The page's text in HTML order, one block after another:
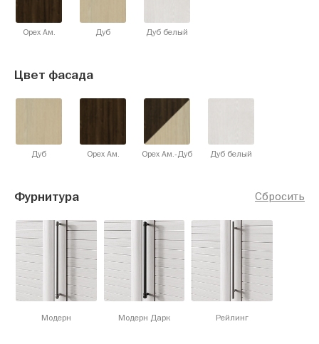
Орех Ам. Дуб Дуб белый
Цвет фасада
Дуб Орех Ам. Орех Ам.-Дуб Дуб белый
Сбросить
Фурнитура
Модерн Модерн Дарк Рейлинг